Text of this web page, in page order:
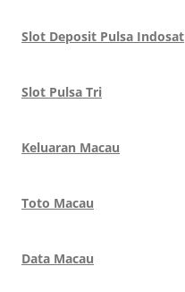
Slot Deposit Pulsa Indosat
Slot Pulsa Tri
Keluaran Macau
Toto Macau
Data Macau